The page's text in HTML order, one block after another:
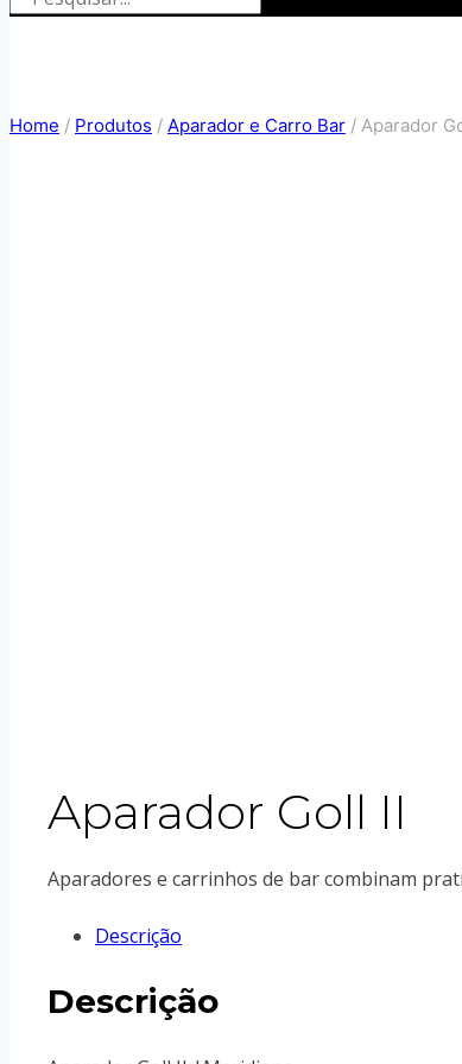
Home / Produtos / Aparador e Carro Bar / Aparador
Aparador Goll II
Aparadores e carrinhos de bar combinam
Descrição
Descrição